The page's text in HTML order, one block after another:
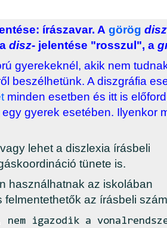
írászavar. A görög disz
disz- jelentése "rosszul", a
gyerekeknél, akik nem
beszélhetünk. A diszgráfia
minden esetben és itt is
gyerek esetében. Ilyenkor
lehet a diszlexia írásbeli
tünete is.
használhatnak az iskolában
az írásbeli
igazodik a